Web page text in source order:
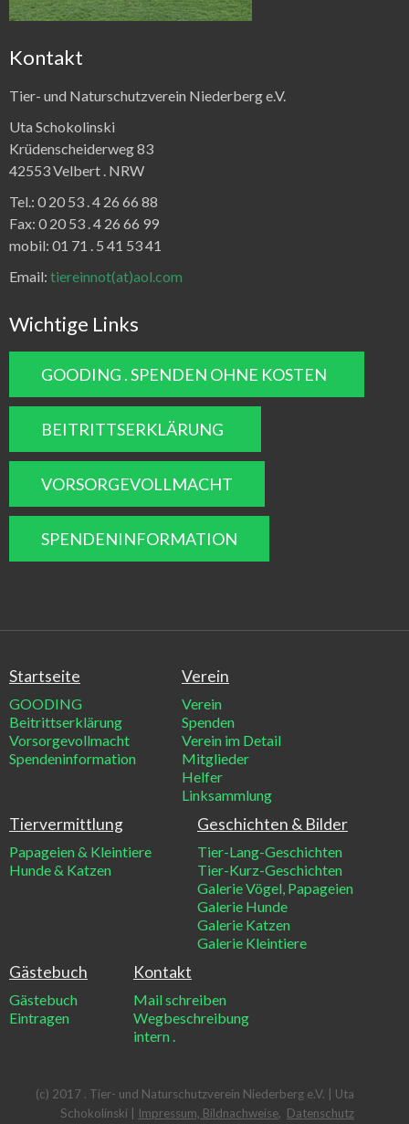
Kontakt
Tier- und Naturschutzverein Niederberg e.V.
Uta Schokolinski
Krüdenscheiderweg 83
42553 Velbert . NRW
Tel.: 0 20 53 . 4 26 66 88
Fax: 0 20 53 . 4 26 66 99
mobil: 01 71 . 5 41 53 41
Email: tiereinnot(at)aol.com
Wichtige Links
GOODING . SPENDEN OHNE KOSTEN
BEITRITTSERKLÄRUNG
VORSORGEVOLLMACHT
SPENDENINFORMATION
Startseite
GOODING
Beitrittserklärung
Vorsorgevollmacht
Spendeninformation
Verein
Verein
Spenden
Verein im Detail
Mitglieder
Helfer
Linksammlung
Tiervermittlung
Papageien & Kleintiere
Hunde & Katzen
Geschichten & Bilder
Tier-Lang-Geschichten
Tier-Kurz-Geschichten
Galerie Vögel, Papageien
Galerie Hunde
Galerie Katzen
Galerie Kleintiere
Gästebuch
Gästebuch
Eintragen
Kontakt
Mail schreiben
Wegbeschreibung
intern .
(c) 2017 . Tier- und Naturschutzverein Niederberg e.V. | Uta
Schokolinski |
Impressum, Bildnachweise, Datenschutz